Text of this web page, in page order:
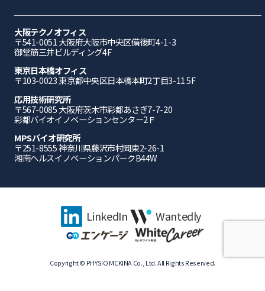
大阪テクノオフィス
〒541-0051 ⼤阪府⼤阪市中央区備後町4-1-3
御堂筋三井ビルディング4F
東京日本橋オフィス
〒103-0023 東京都中央区日本橋本町2丁目3-11 5F
応⽤技術研究所
〒567-0085 ⼤阪府茨⽊市彩都あさぎ7-7-20
彩都バイオイノベーションセンター2Ｆ
MPSバイオ研究所
〒251-8555 神奈川県藤沢市村岡東2-26-1
湘南ヘルスイノベーションパークB44W
LinkedIn Wantedly
Copyright © PHYSIO MCKINA Co., Ltd. All Rights Reserved.